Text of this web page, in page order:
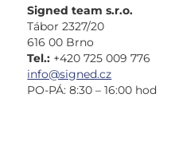
Signed team s.r.o.
Tábor 2327/20
616 00 Brno
Tel.: +420 725 009 776
info@signed.cz
PO-PÁ: 8:30 – 16:00 hod